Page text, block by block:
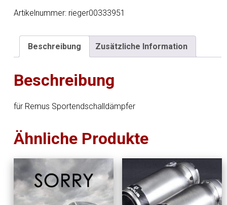
2x
84
verchromt,
mit
einstellbarem
Kugelanschluss
Artikelnummer: rieger00333951
Beschreibung Zusätzliche Information
Beschreibung
für Remus Sportendschalldämpfer
Ähnliche Produkte